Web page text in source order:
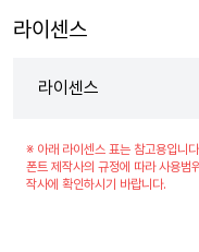
라이센스
라이센스
※ 아래 라이센스 표는 참고용입니
폰트 제작사의 규정에 따라 사용범
작사에 확인하시기 바랍니다.